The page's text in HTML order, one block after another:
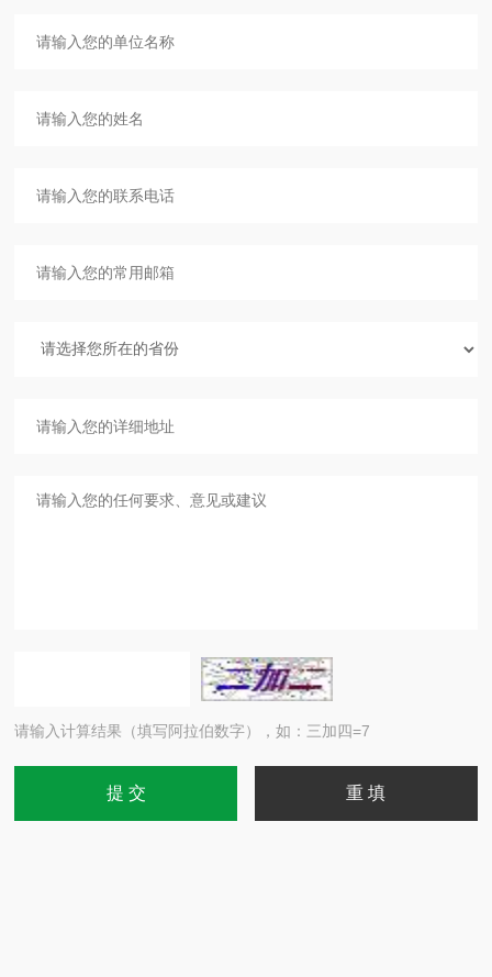
请输入计算结果（填写阿拉伯数字），如：三加四=7